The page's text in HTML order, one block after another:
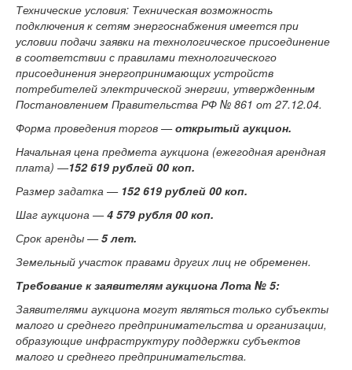
Технические условия: Техническая возможность
подключения к сетям энергоснабжения имеется при
условии подачи заявки на технологическое присоединение
в соответствии с правилами технологического
присоединения энергопринимающих устройств
потребителей электрической энергии, утвержденным
Постановлением Правительства РФ № 861 от 27.12.04.
Форма проведения торгов —открытый аукцион.
Начальная цена предмета аукциона (ежегодная арендная
плата) —152 619 рублей 00 коп.
Размер задатка — 152 619 рублей 00 коп.
Шаг аукциона —4 579 рубля 00 коп.
Срок аренды —5 лет.
Земельный участок правами других лиц не обременен.
Требование к заявителям аукциона Лота № 5:
Заявителями аукциона могут являться только субъекты
малого и среднего предпринимательства и организации,
образующие инфраструктуру поддержки субъектов
малого и среднего предпринимательства.